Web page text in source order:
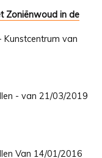
Zoniënwoud in de
van
- van 21/03/2019
Van 14/01/2016